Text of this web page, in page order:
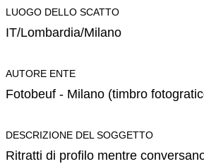
LUOGO DELLO SCATTO
IT/Lombardia/Milano
AUTORE ENTE
Fotobeuf - Milano (timbro
DESCRIZIONE DEL SOGGETTO
Ritratti di profilo mentre